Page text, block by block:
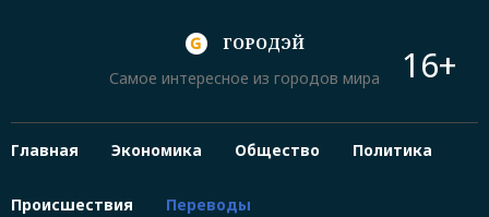
ГОРОДЭЙ
Самое интересное из городов мира
16+
Главная Экономика Общество Политика
Происшествия Переводы